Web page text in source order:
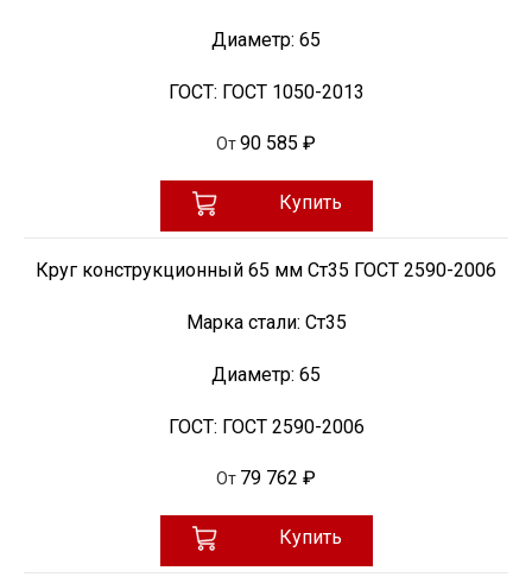
Диаметр: 65
ГОСТ: ГОСТ 1050-2013
От90 585 ₽
Купить
Круг конструкционный 65 мм Ст35 ГОСТ 2590-2006
Марка стали: Ст35
Диаметр: 65
ГОСТ: ГОСТ 2590-2006
От 79 762 ₽
Купить